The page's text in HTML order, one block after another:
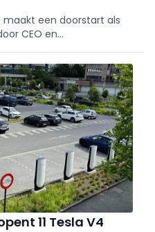
maakt een doorstart als
CEO en
Koolen. Focus:
betrouwbare B2B-
charging en
11 Tesla V4